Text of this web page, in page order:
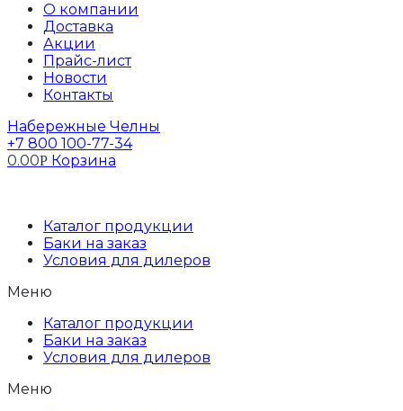
О компании
Доставка
Акции
Прайс-лист
Новости
Контакты
Набережные Челны
+7 800 100-77-34
0.00Р Корзина
Каталог продукции
Баки на заказ
Условия для дилеров
Меню
Каталог продукции
Баки на заказ
Условия для дилеров
Меню